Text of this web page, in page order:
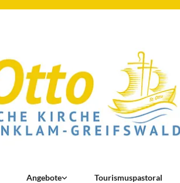
Angebote Tourismuspastoral